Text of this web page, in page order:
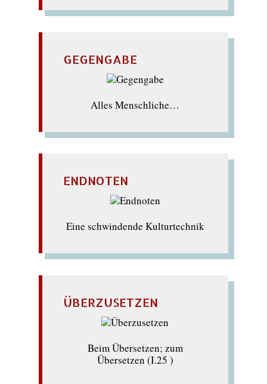
GEGENGABE
Alles Menschliche…
ENDNOTEN
Eine schwindende Kulturtechnik
ÜBERZUSETZEN
Beim Übersetzen; zum
Übersetzen (I.25 )